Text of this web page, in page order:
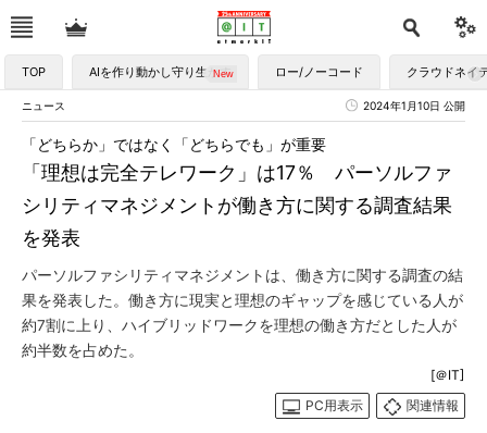
TOP AIを作り動かし守り生かす ロー/ノーコード クラウドネイ
ニュース 2024年1月10日 公開
「理想は完全テレワーク」は17％ パーソルファ
シリティマネジメントが働き方に関する調査結果
を発表
「どちらか」ではなく「どちらでも」が重要
パーソルファシリティマネジメントは、働き方に関する調査の結
果を発表した。働き方に現実と理想のギャップを感じている人が
約7割に上り、ハイブリッドワークを理想の働き方だとした人が
約半数を占めた。
[＠IT]
PC用表示
関連情報